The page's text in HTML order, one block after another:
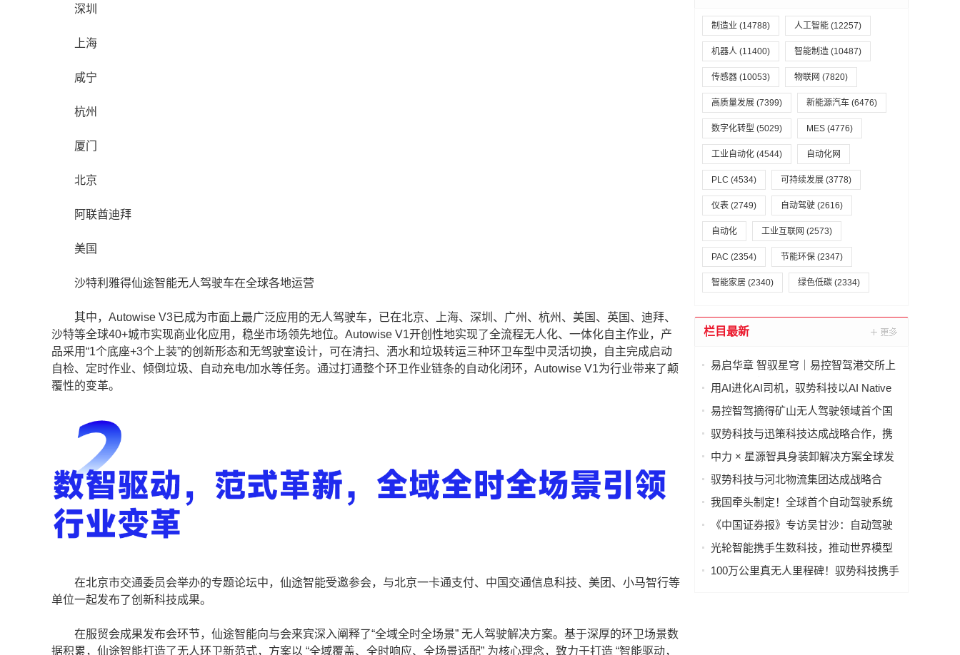
深圳
上海
咸宁
杭州
厦门
北京
阿联酋迪拜
美国
沙特利雅得仙途智能无人驾驶车在全球各地运营
其中，Autowise V3已成为市面上最广泛应用的无人驾驶车，已在北京、上海、深圳、广州、杭州、美国、英国、迪拜、
沙特等全球40+城市实现商业化应用，稳坐市场领先地位。Autowise V1开创性地实现了全流程无人化、一体化自主作业，产
品采用“1个底座+3个上装”的创新形态和无驾驶室设计，可在清扫、洒水和垃圾转运三种环卫车型中灵活切换，自主完成启动
自检、定时作业、倾倒垃圾、自动充电/加水等任务。通过打通整个环卫作业链条的自动化闭环，Autowise V1为行业带来了颠
覆性的变革。
在北京市交通委员会举办的专题论坛中，仙途智能受邀参会，与北京一卡通支付、中国交通信息科技、美团、小马智行等
单位一起发布了创新科技成果。
在服贸会成果发布会环节，仙途智能向与会来宾深入阐释了“全域全时全场景” 无人驾驶解决方案。基于深厚的环卫场景数
据积累，仙途智能打造了无人环卫新范式，方案以 “全域覆盖、全时响应、全场景适配” 为核心理念，致力于打造 “智能驱动，
制造业 (14788) 人工智能 (12257)
机器人 (11400) 智能制造 (10487)
传感器 (10053) 物联网 (7820)
高质量发展 (7399) 新能源汽车 (6476)
数字化转型 (5029) MES (4776)
工业自动化 (4544) 自动化网
PLC (4534) 可持续发展 (3778)
仪表 (2749) 自动驾驶 (2616)
自动化 工业互联网 (2573)
PAC (2354) 节能环保 (2347)
智能家居 (2340) 绿色低碳 (2334)
栏目最新
易启华章 智驭星穹｜易控智驾港交所上
市答谢晚宴圆满举办
用AI进化AI司机，驭势科技以AI Native
打通自动驾驶业务管理全链路
易控智驾摘得矿山无人驾驶领域首个国
家科技进步奖
驭势科技与迅策科技达成战略合作，携
手构建自动驾驶行业AI数据基座
中力 × 星源智具身装卸解决方案全球发
售：实现单车装卸90秒、双车协同1分钟
驭势科技与河北物流集团达成战略合
作，共创智慧物流无人驾驶新生态
我国牵头制定！全球首个自动驾驶系统
全球技术法规获批发布
《中国证券报》专访吴甘沙：自动驾驶
“99分等于0分”，希望向世界派遣100万
光轮智能携手生数科技，推动世界模型
走向真实世界
100万公里真无人里程碑！驭势科技携手